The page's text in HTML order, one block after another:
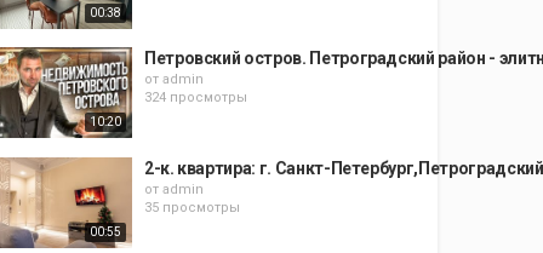
00:38
10:20
Петровский остров. Петроградский район -
от admin
324 просмотры
00:55
2-к. квартира: г. Санкт-
от admin
35 просмотры